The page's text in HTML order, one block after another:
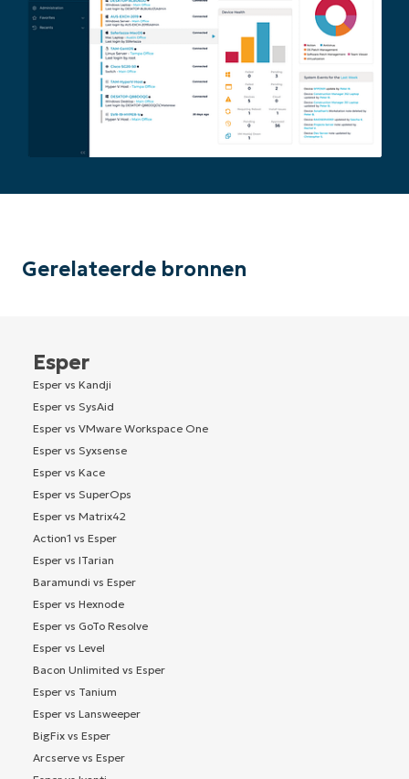
Gerelateerde bronnen
Esper
Esper vs Kandji
Esper vs SysAid
Esper vs VMware Workspace One
Esper vs Syxsense
Esper vs Kace
Esper vs SuperOps
Esper vs Matrix42
Action1 vs Esper
Esper vs ITarian
Baramundi vs Esper
Esper vs Hexnode
Esper vs GoTo Resolve
Esper vs Level
Bacon Unlimited vs Esper
Esper vs Tanium
Esper vs Lansweeper
BigFix vs Esper
Arcserve vs Esper